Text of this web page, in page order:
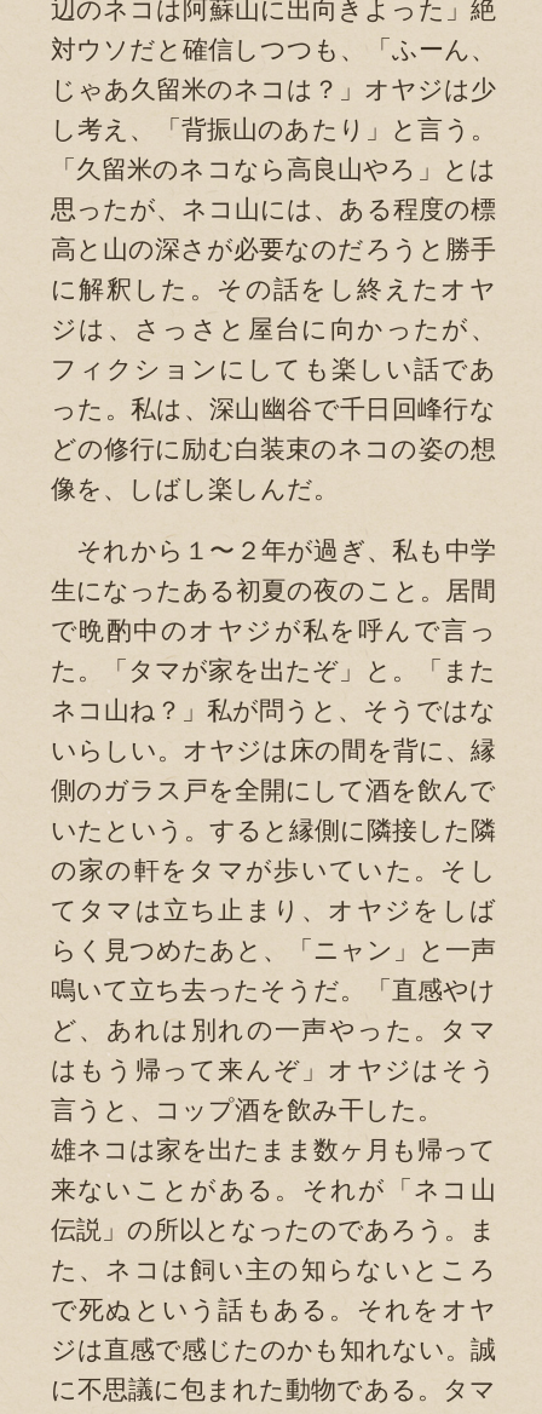
辺のネコは阿蘇山に出向きよった」絶
対ウソだと確信しつつも、「ふーん、
じゃあ久留米のネコは？」オヤジは少
し考え、「背振山のあたり」と言う。
「久留米のネコなら高良山やろ」とは
思ったが、ネコ山には、ある程度の標
高と山の深さが必要なのだろうと勝手
に解釈した。その話をし終えたオヤ
ジは、さっさと屋台に向かったが、
フィクションにしても楽しい話であ
った。私は、深山幽谷で千日回峰行な
どの修行に励む白装束のネコの姿の想
像を、しばし楽しんだ。
それから１〜２年が過ぎ、私も中学
生になったある初夏の夜のこと。居間
で晩酌中のオヤジが私を呼んで言っ
た。「タマが家を出たぞ」と。「また
ネコ山ね？」私が問うと、そうではな
いらしい。オヤジは床の間を背に、縁
側のガラス戸を全開にして酒を飲んで
いたという。すると縁側に隣接した隣
の家の軒をタマが歩いていた。そし
てタマは立ち止まり、オヤジをしば
らく見つめたあと、「ニャン」と一声
鳴いて立ち去ったそうだ。「直感やけ
ど、あれは別れの一声やった。タマ
はもう帰って来んぞ」オヤジはそう
言うと、コップ酒を飲み干した。
雄ネコは家を出たまま数ヶ月も帰って
来ないことがある。それが「ネコ山
伝説」の所以となったのであろう。ま
た、ネコは飼い主の知らないところ
で死ぬという話もある。それをオヤ
ジは直感で感じたのかも知れない。誠
に不思議に包まれた動物である。タマ